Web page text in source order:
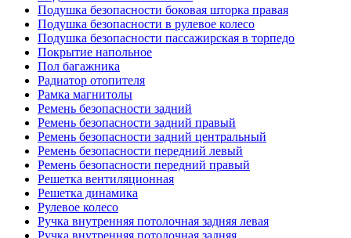
Подушка безопасности боковая шторка правая
Подушка безопасности в рулевое колесо
Подушка безопасности пассажирская в торпедо
Покрытие напольное
Пол багажника
Радиатор отопителя
Рамка магнитолы
Ремень безопасности задний
Ремень безопасности задний правый
Ремень безопасности задний центральный
Ремень безопасности передний левый
Ремень безопасности передний правый
Решетка вентиляционная
Решетка динамика
Рулевое колесо
Ручка внутренняя потолочная задняя левая
Ручка внутренняя потолочная задняя